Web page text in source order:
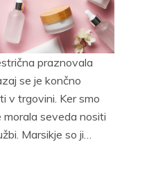
praznovala
se je končno
v trgovini. Ker smo
seveda nositi
Marsikje so ji…